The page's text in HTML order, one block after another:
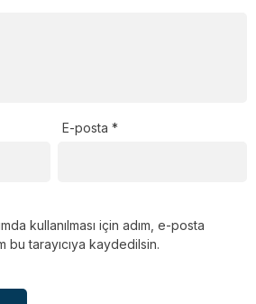
E-posta*
kullanılması için adım, e-posta
bu tarayıcıya kaydedilsin.